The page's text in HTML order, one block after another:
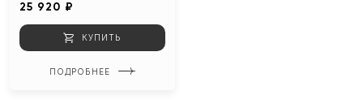
25 920 ₽
КУПИТЬ
ПОДРОБНЕЕ